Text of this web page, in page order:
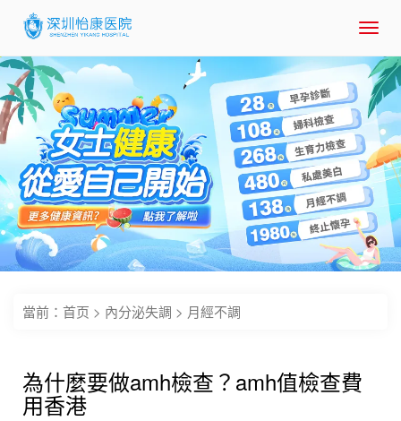
當前： 首页 > 內分泌失調 > 月經不調
為什麼要做amh檢查？amh值檢查費
用香港